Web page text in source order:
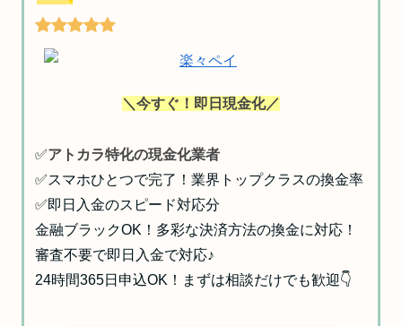
＼今すぐ！即日現金化／
✅アトカラ特化の現金化業者
✅スマホひとつで完了！業界トップクラスの換金率
✅即日入金のスピード対応分
金融ブラックOK！多彩な決済方法の換金に対応！
審査不要で即日入金で対応♪
24時間365日申込OK！まずは相談だけでも歓迎👇